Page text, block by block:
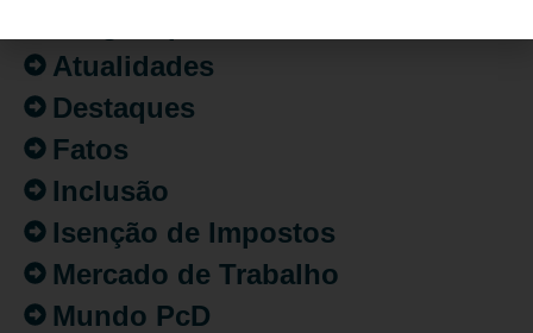
Atualidades
Destaques
Fatos
Inclusão
Isenção de Impostos
Mercado de Trabalho
Mundo PcD